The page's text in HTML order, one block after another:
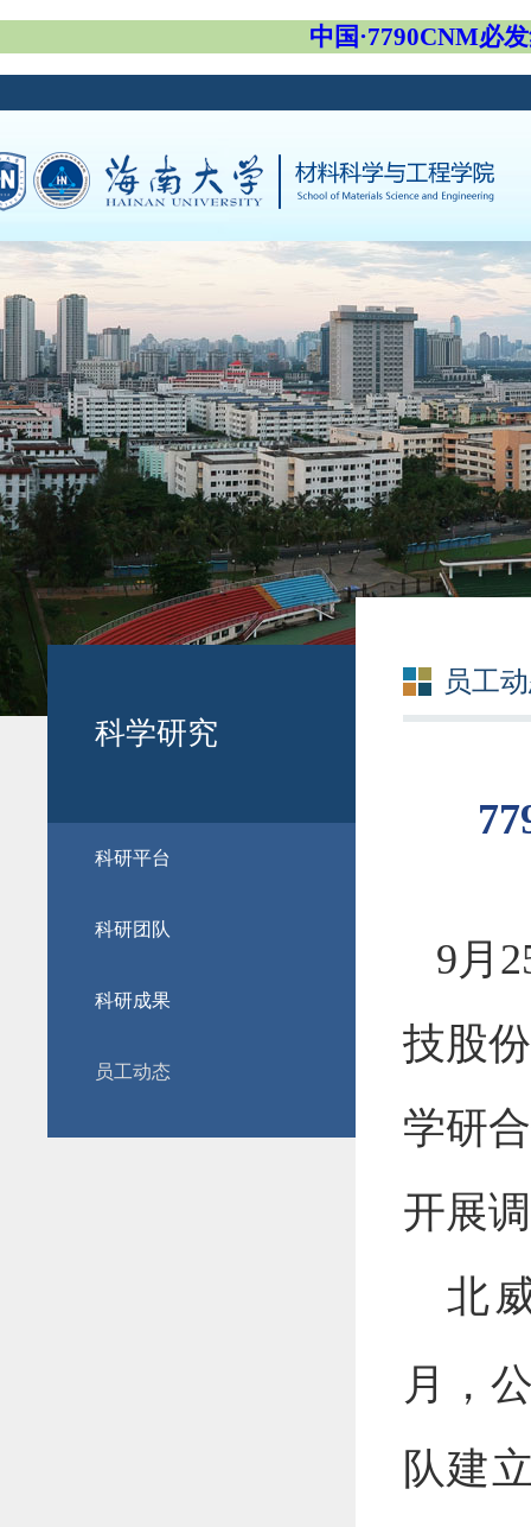
中国·7790CNM必
科学研究
科研平台
科研团队
科研成果
员工动态
员工
9月
技股
学研
开展
北
月，
队建